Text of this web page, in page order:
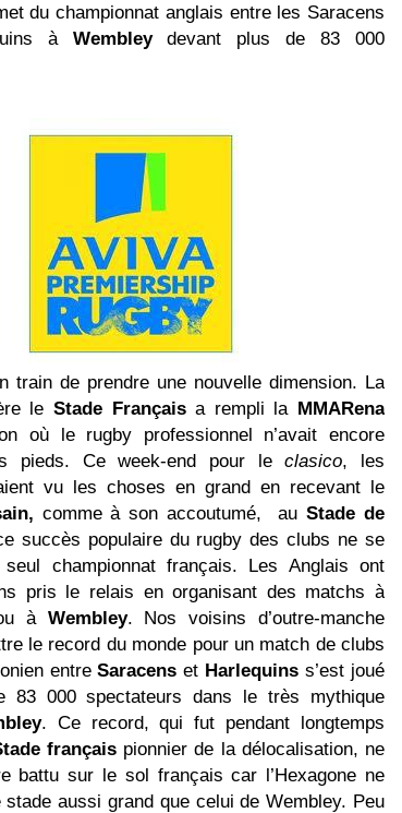
du championnat anglais entre les Saracens
à Wembleydevant plus de 83 000
train de prendre une nouvelle dimension. La
le Stade Françaisa rempli la MMARena
où le rugby professionnel n’avait encore
pieds. Ce week-end pour leclasico, les
vu les choses en grand en recevant le
comme à son accoutumé, auStade de
succès populaire du rugby des clubs ne se
championnat français. Les Anglais ont
pris le relais en organisant des matchs à
à Wembley. Nos voisins d’outre-manche
le record du monde pour un match de clubs
entreSaracens et Harlequins s’est joué
83 000 spectateurs dans le très mythique
. Ce record, qui fut pendant longtemps
françaispionnier de la délocalisation, ne
battu sur le sol français car l’Hexagone ne
aussi grand que celui de Wembley. Peu